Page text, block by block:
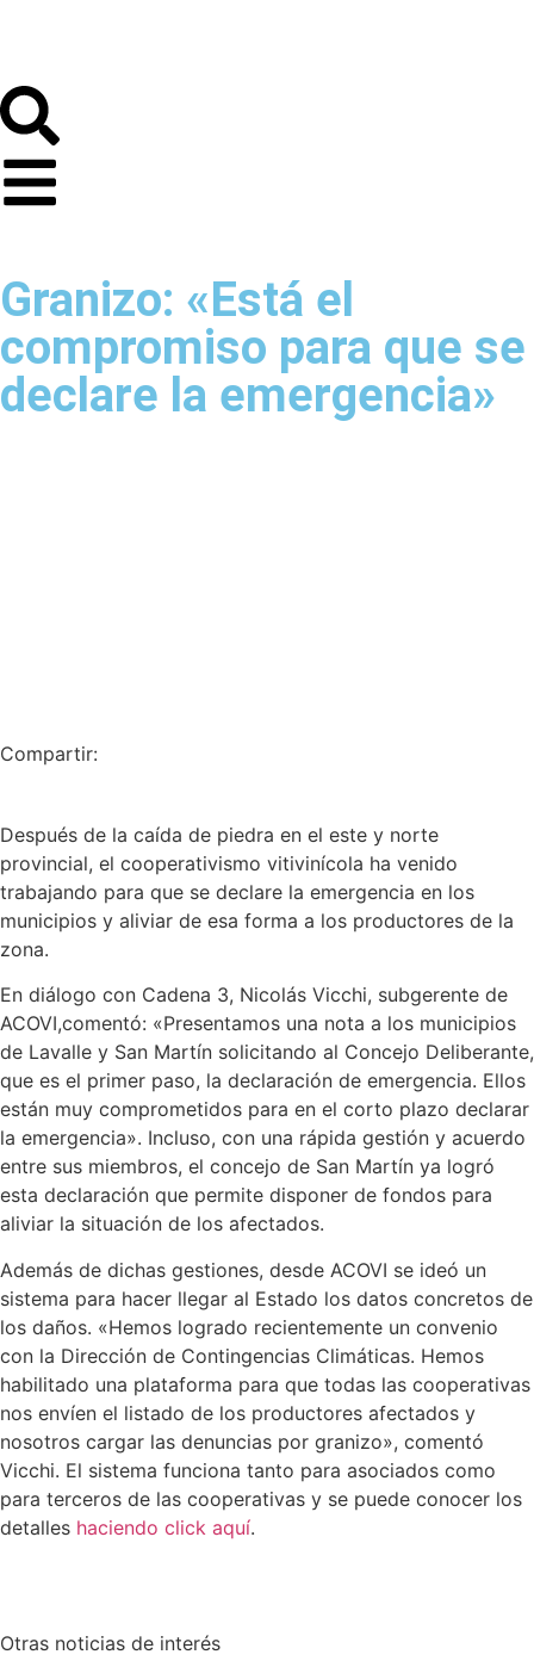
Granizo: «Está el
compromiso para que se
declare la emergencia»
Compartir:
Después de la caída de piedra en el este y norte
provincial, el cooperativismo vitivinícola ha venido
trabajando para que se declare la emergencia en los
municipios y aliviar de esa forma a los productores de la
zona.
En diálogo con Cadena 3, Nicolás Vicchi, subgerente de
ACOVI,comentó: «Presentamos una nota a los municipios
de Lavalle y San Martín solicitando al Concejo Deliberante,
que es el primer paso, la declaración de emergencia. Ellos
están muy comprometidos para en el corto plazo declarar
la emergencia». Incluso, con una rápida gestión y acuerdo
entre sus miembros, el concejo de San Martín ya logró
esta declaración que permite disponer de fondos para
aliviar la situación de los afectados.
Además de dichas gestiones, desde ACOVI se ideó un
sistema para hacer llegar al Estado los datos concretos de
los daños. «Hemos logrado recientemente un convenio
con la Dirección de Contingencias Climáticas. Hemos
habilitado una plataforma para que todas las cooperativas
nos envíen el listado de los productores afectados y
nosotros cargar las denuncias por granizo», comentó
Vicchi. El sistema funciona tanto para asociados como
para terceros de las cooperativas y se puede conocer los
detalles haciendo click aquí.
Otras noticias de interés